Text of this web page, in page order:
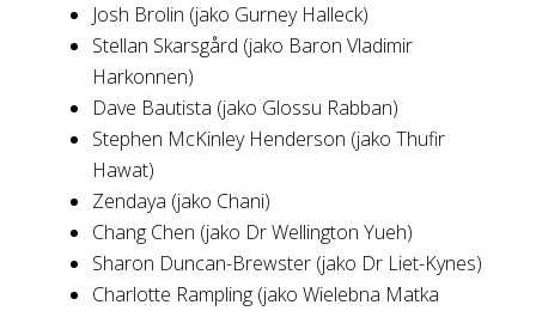
Josh Brolin (jako Gurney Halleck)
Stellan Skarsgård (jako Baron Vladimir
Harkonnen)
Dave Bautista (jako Glossu Rabban)
Stephen McKinley Henderson (jako Thufir
Hawat)
Zendaya (jako Chani)
Chang Chen (jako Dr Wellington Yueh)
Sharon Duncan-Brewster (jako Dr Liet-Kynes)
Charlotte Rampling (jako Wielebna Matka